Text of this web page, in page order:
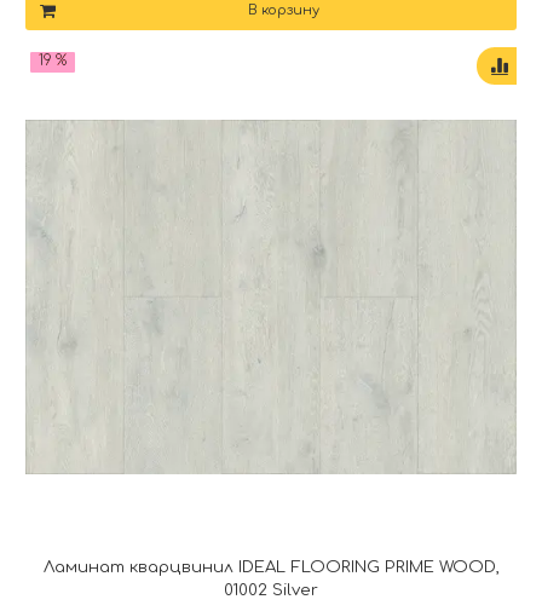
В корзину
19 %
Ламинат кварцвинил IDEAL FLOORING PRIME WOOD,
01002 Silver